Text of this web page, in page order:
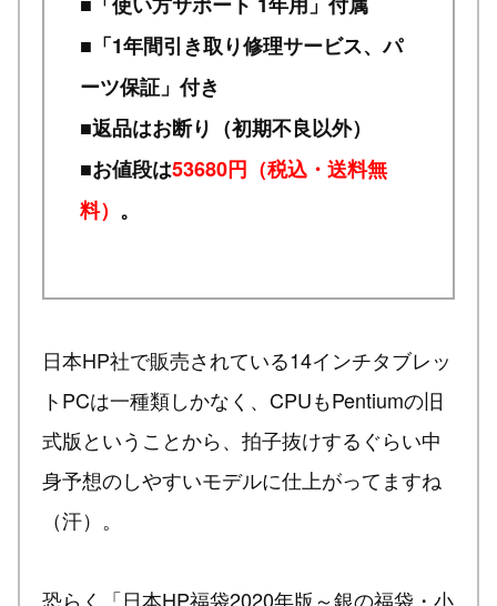
■「1年間引き取り修理サービス、パ
ーツ保証」付き
■返品はお断り（初期不良以外）
■お値段は53680円（税込・送料無
料） 。
日本HP社で販売されている14インチタブレッ
トPCは一種類しかなく、CPUもPentiumの旧
式版ということから、拍子抜けするぐらい中
身予想のしやすいモデルに仕上がってますね
（汗）。
恐らく「日本HP福袋2020年版～銀の福袋・小